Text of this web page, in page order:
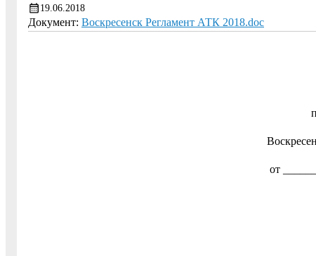
19.06.2018
Документ: Воскресенск Регламент АТК 2018.doc
от